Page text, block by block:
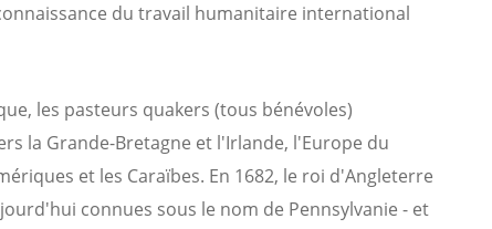
du travail humanitaire international
les pasteurs quakers (tous bénévoles)
la Grande-Bretagne et l'Irlande, l'Europe du
et les Caraïbes. En 1682, le roi d'Angleterre
connues sous le nom de Pennsylvanie - et